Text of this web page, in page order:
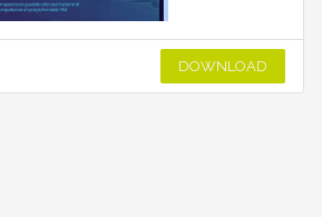
DOWNLOAD